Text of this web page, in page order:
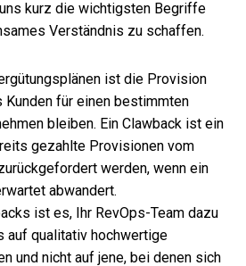
kurz die wichtigsten Begriffe
Verständnis zu schaffen.
ist die Provision
Kunden für einen bestimmten
bleiben. Ein Clawback ist ein
gezahlte Provisionen vom
werden, wenn ein
abwandert.
ist es, Ihr RevOps-Team dazu
auf qualitativ hochwertige
und nicht auf jene, bei denen sich